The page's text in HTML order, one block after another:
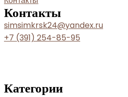
Контакты
simsimkrsk24@yandex.ru
+7 (391) 254-85-95
Категории